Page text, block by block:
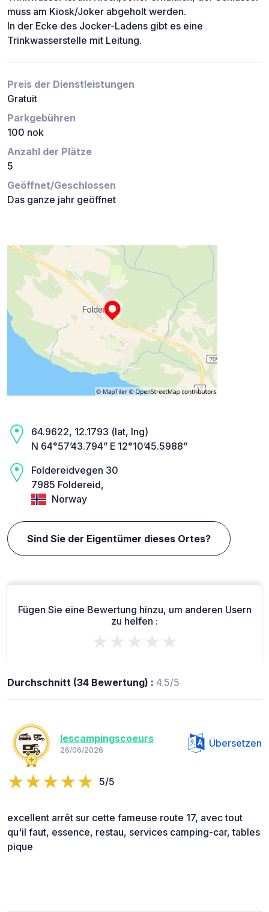
muss am Kiosk/Joker abgeholt werden.
In der Ecke des Jocker-Ladens gibt es eine
Trinkwasserstelle mit Leitung.
Preis der Dienstleistungen
Gratuit
Parkgebühren
100 nok
Anzahl der Plätze
5
Geöffnet/Geschlossen
Das ganze jahr geöffnet
64.9622, 12.1793 (lat, lng)
N 64°57’43.794” E 12°10’45.5988”
Foldereidvegen 30
7985 Foldereid,
Norway
Sind Sie der Eigentümer dieses Ortes?
Fügen Sie eine Bewertung hinzu, um anderen Usern
zu helfen :
★★★★★
Durchschnitt (34 Bewertung) : 4.5/5
lescampingscoeurs
26/06/2026
Übersetzen
5/5
excellent arrêt sur cette fameuse route 17, avec tout
qu'il faut, essence, restau, services camping-car, tables
pique